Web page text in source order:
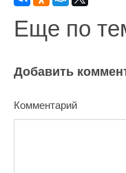
Еще по
Добавить
Комментарий